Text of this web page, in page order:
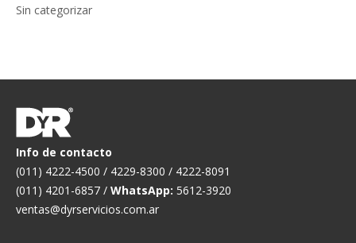
Sin categorizar
Info de contacto
(011) 4222-4500 / 4229-8300 / 4222-8091
(011) 4201-6857 / WhatsApp: 5612-3920
ventas@dyrservicios.com.ar